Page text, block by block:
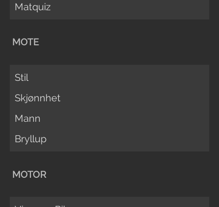
Matquiz
MOTE
Stil
Skjønnhet
Mann
Bryllup
MOTOR